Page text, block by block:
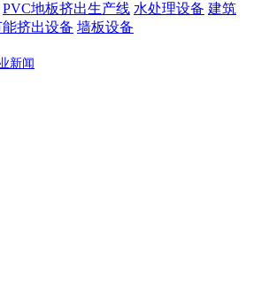
PVC地板挤出生产线 水处理设备 建筑
挤出设备 墙板设备
新闻